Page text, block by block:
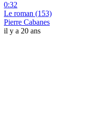
0:32
Le roman (153)
Pierre Cabanes
il y a 20 ans